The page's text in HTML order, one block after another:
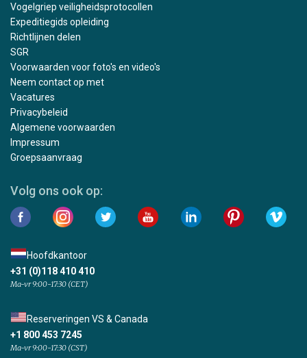
Vogelgriep veiligheidsprotocollen
Expeditiegids opleiding
Richtlijnen delen
SGR
Voorwaarden voor foto's en video's
Neem contact op met
Vacatures
Privacybeleid
Algemene voorwaarden
Impressum
Groepsaanvraag
Volg ons ook op:
Hoofdkantoor
+31 (0)118 410 410
Ma-vr 9:00-17:30 (CET)
Reserveringen VS & Canada
+1 800 453 7245
Ma-vr 9:00-17:30 (CST)